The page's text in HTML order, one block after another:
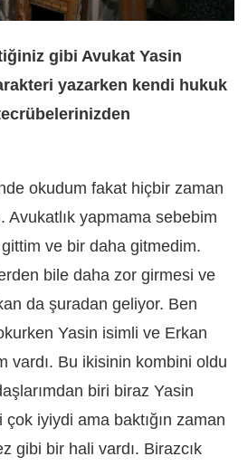
gibi Avukat Yasin
yazarken kendi hukuk
okudum fakat hiçbir zaman
Avukatlık yapmama sebebim
ve bir daha gitmedim.
bile daha zor girmesi ve
da şuradan geliyor. Ben
Yasin isimli ve Erkan
vardı. Bu ikisinin kombini oldu
biri biraz Yasin
iyiydi ama baktığın zaman
gibi bir hali vardı. Birazcık